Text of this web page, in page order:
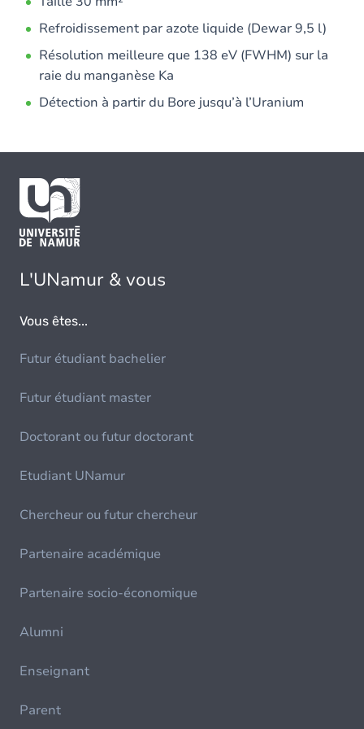
Refroidissement par azote liquide (Dewar 9,5 l)
Résolution meilleure que 138 eV (FWHM) sur la
raie du manganèse Ka
Détection à partir du Bore jusqu’à l’Uranium
L'UNamur & vous
Vous êtes...
Futur étudiant bachelier
Futur étudiant master
Doctorant ou futur doctorant
Etudiant UNamur
Chercheur ou futur chercheur
Partenaire académique
Partenaire socio-économique
Alumni
Enseignant
Parent